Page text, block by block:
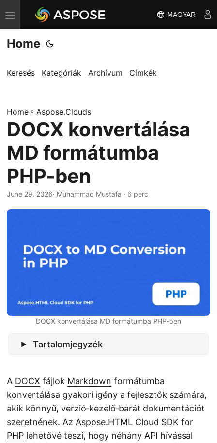
T
o
g
l
a
v
i
g
t
i
o
MAGYAR
Home
Keresés Kategóriák Archívum Címkék
Home » Aspose.Clouds
DOCX konvertálása
MD formátumba
PHP-ben
June 29, 2026· Muhammad Mustafa · 6 perc
DOCX konvertálása MD formátumba PHP-ben
Tartalomjegyzék
A DOCX fájlok Markdown formátumba
konvertálása gyakori igény a fejlesztők számára,
akik könnyű, verzió‑kezelő‑barát dokumentációt
szeretnének. Az Aspose.HTML Cloud SDK for
PHP lehetővé teszi, hogy néhány API hívással